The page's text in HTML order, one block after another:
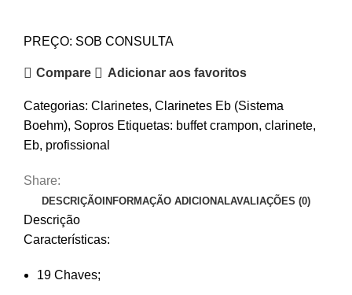
PREÇO: SOB CONSULTA
Compare Adicionar aos favoritos
Categorias: Clarinetes, Clarinetes Eb (Sistema
Boehm), Sopros Etiquetas: buffet crampon, clarinete,
Eb, profissional
Share:
DESCRIÇÃOINFORMAÇÃO ADICIONALAVALIAÇÕES (0)
Descrição
Características:
19 Chaves;